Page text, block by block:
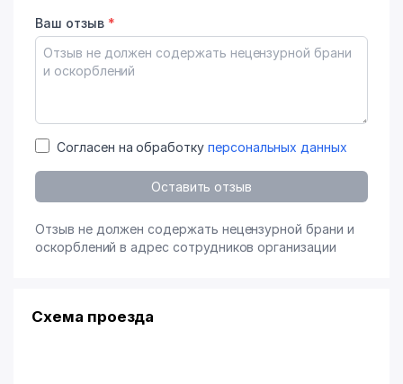
Ваш отзыв *
Согласен на обработку персональных данных
Оставить отзыв
Отзыв не должен содержать нецензурной брани и
оскорблений в адрес сотрудников организации
Схема проезда